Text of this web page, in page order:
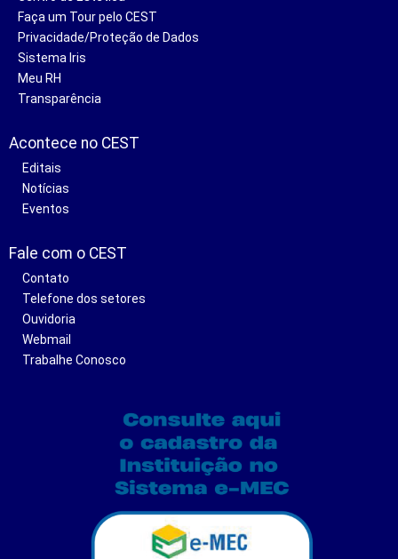
Faça um Tour pelo CEST
Privacidade/Proteção de Dados
Sistema Iris
Meu RH
Transparência
Acontece no CEST
Editais
Notícias
Eventos
Fale com o CEST
Contato
Telefone dos setores
Ouvidoria
Webmail
Trabalhe Conosco